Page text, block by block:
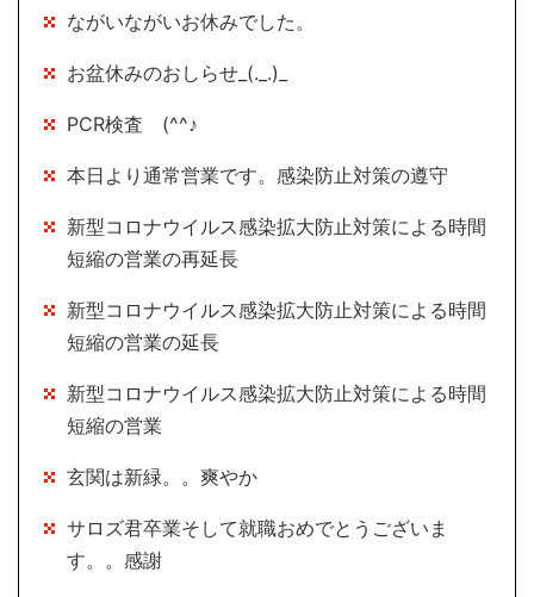
ながいながいお休みでした。
お盆休みのおしらせ_(._.)_
PCR検査 (^^♪
本日より通常営業です。感染防止対策の遵守
新型コロナウイルス感染拡大防止対策による時間
短縮の営業の再延長
新型コロナウイルス感染拡大防止対策による時間
短縮の営業の延長
新型コロナウイルス感染拡大防止対策による時間
短縮の営業
玄関は新緑。。爽やか
サロズ君卒業そして就職おめでとうございま
す。。感謝